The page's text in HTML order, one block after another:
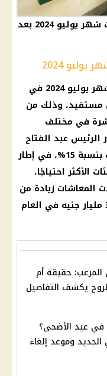
هل سيتم تبكير موعد صرف معاشات شهر يوليو 2024 بعد
2024
ومن المقرر أن يبدأ صرف معاشات شهر يوليو 2024 في
لأكثر من 11 مليون مستفيد، وذلك من
في مختلف
عبد الفتاح
السيسي توجيهات بزيادة المعاشات بنسبة 15%، في إطار
الأكثر احتياجًا،
المعاشات زيادة من
86 مليار جنيه في عام 2014 إلى 380 مليار جنيه في العام
حقيقة أم
يكشف التفاصيل
في عيد الأضحى؟
وموعد إلغاء